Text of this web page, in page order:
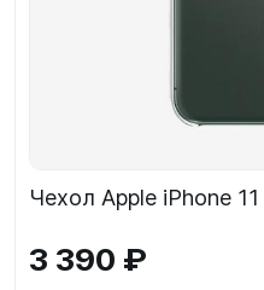
Чехол Apple iPhone
3 390 ₽